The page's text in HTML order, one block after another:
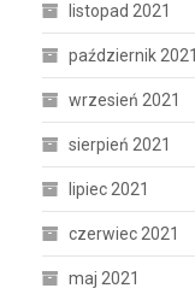
listopad 2021
październik 2021
wrzesień 2021
sierpień 2021
lipiec 2021
czerwiec 2021
maj 2021